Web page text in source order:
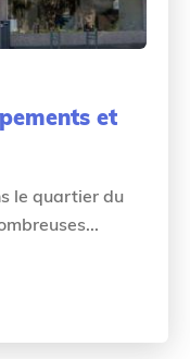
et
le quartier du